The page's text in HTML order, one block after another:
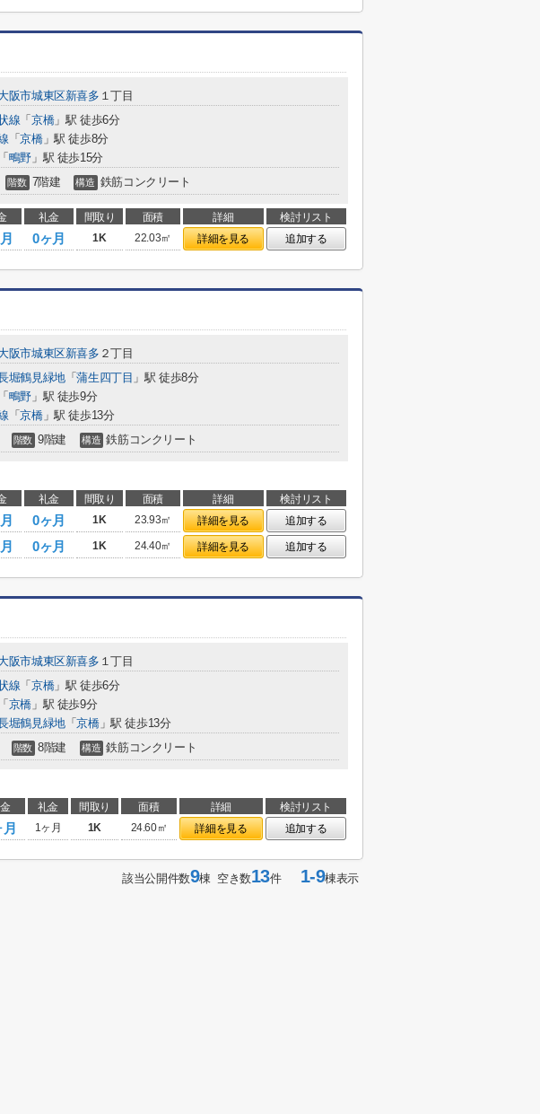
阪市城東区新喜多 １丁目
線 「 京橋」駅 徒歩6分
「京橋」駅 徒歩8分
「 鴫野 」駅 徒歩15分
階数 7階建 構造 鉄筋コンクリート
礼金 間取り 面積 詳細
検討リスト
0ヶ月 1K 22.03㎡ 詳細を見る 追加する
阪市城東区新喜多 ２丁目
堀鶴見緑地「蒲生四丁目 」駅 徒歩8分
「 鴫野 」駅 徒歩9分
「京橋」駅 徒歩13分
階数 9階建 構造 鉄筋コンクリート
礼金 間取り 面積 詳細
検討リスト
0ヶ月 1K 23.93㎡ 詳細を見る
追加する
0ヶ月 1K 24.40㎡ 詳細を見る 追加する
阪市城東区新喜多 １丁目
線 「 京橋」駅 徒歩6分
「 京橋 」駅 徒歩9分
堀鶴見緑地「京橋」駅 徒歩13分
階数 8階建 構造 鉄筋コンクリート
礼金 間取り 面積 詳細
検討リスト
1ヶ月 1K 24.60㎡ 詳細を見る 追加する
該当公開件数9棟 空き数13件1-9棟表示